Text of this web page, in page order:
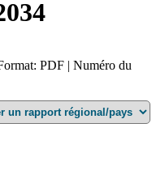
PDF | Numéro du